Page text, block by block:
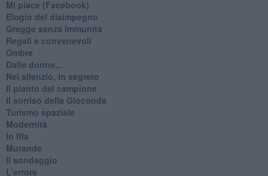
Mi piace (Facebook)
Elogio del disimpegno
Gregge senza immunità
Regali e convenevoli
Ombre
Dalle donne...
Nel silenzio, in segreto
Il pianto del campione
Il sorriso della Gioconda
Turismo spaziale
Modernità
In fila
Mutande
Il sondaggio
L'errore